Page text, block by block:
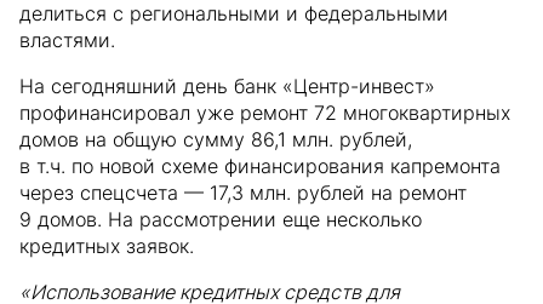
делиться с региональными и федеральными
властями.
На сегодняшний день банк «Центр-инвест»
профинансировал уже ремонт 72 многоквартирных
домов на общую сумму 86,1 млн. рублей,
в т.ч. по новой схеме финансирования капремонта
через спецсчета — 17,3 млн. рублей на ремонт
9 домов. На рассмотрении еще несколько
кредитных заявок.
«Использование кредитных средств для